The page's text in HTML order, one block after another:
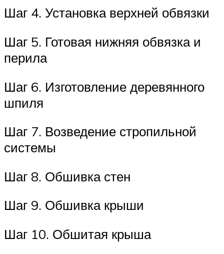
Шаг 4. Установка верхней обвязки
Шаг 5. Готовая нижняя обвязка и
перила
Шаг 6. Изготовление деревянного
шпиля
Шаг 7. Возведение стропильной
системы
Шаг 8. Обшивка стен
Шаг 9. Обшивка крыши
Шаг 10. Обшитая крыша